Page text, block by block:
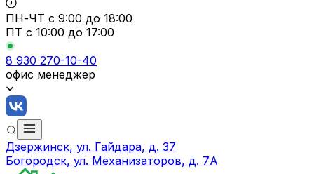
ПН-ЧТ с 9:00 до 18:00
ПТ с 10:00 до 17:00
8 930 270-10-40
офис менеджер
Дзержинск, ул. Гайдара, д. 37
Богородск, ул. Механизаторов, д. 7А